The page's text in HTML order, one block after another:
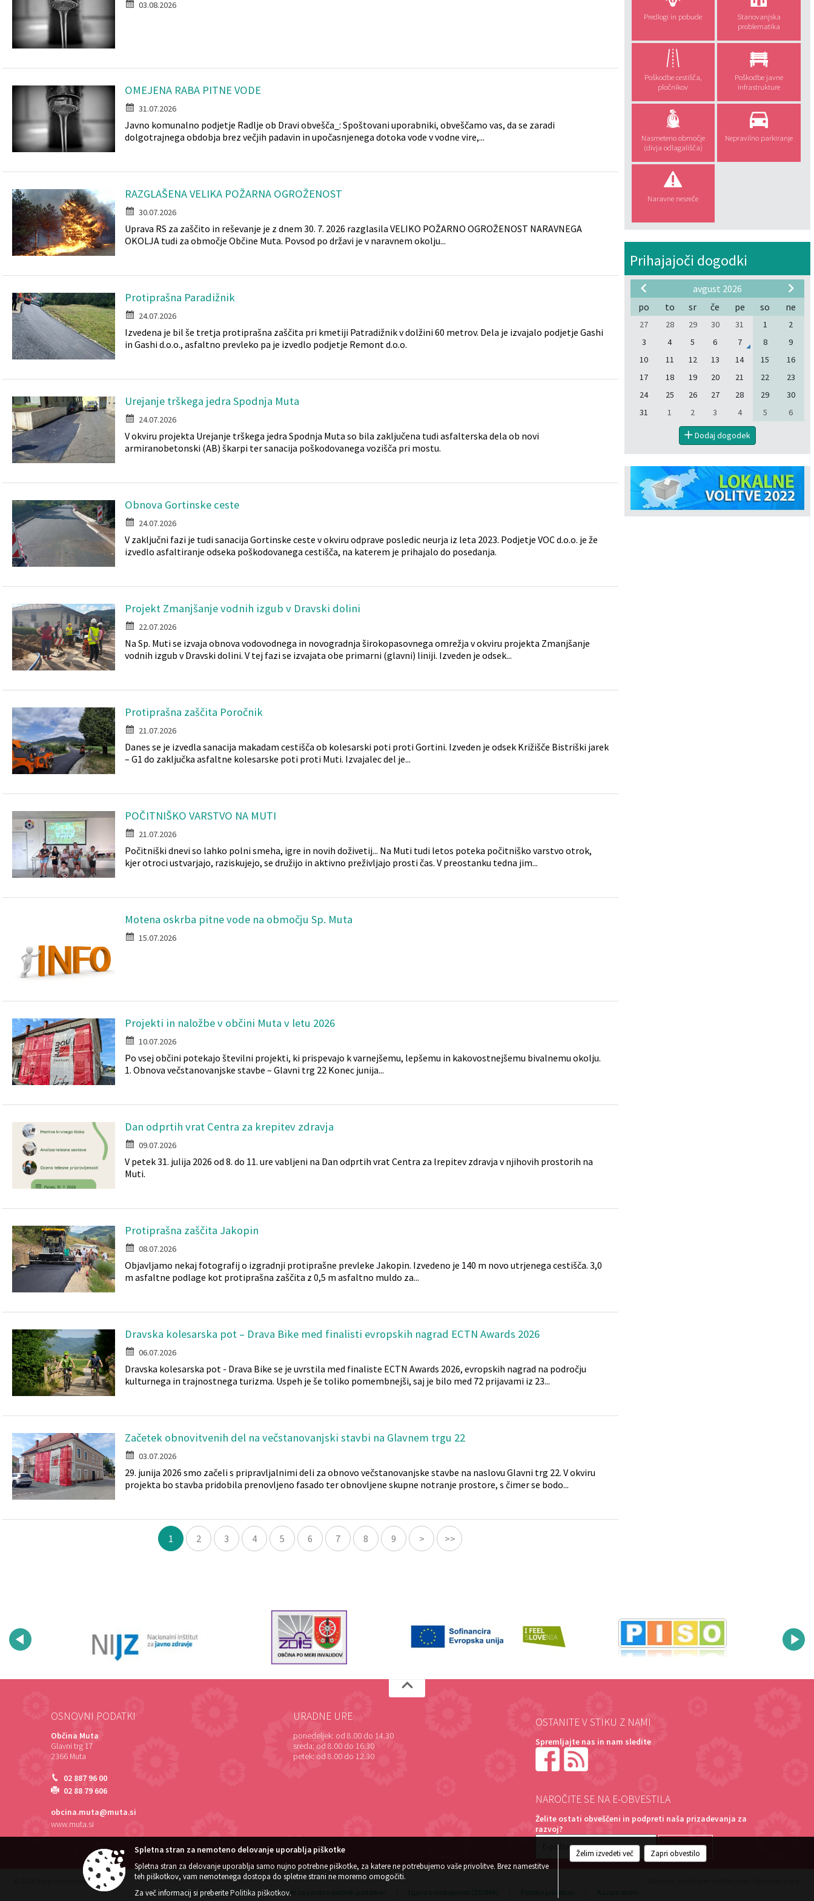
03.08.2026
OMEJENA RABA PITNE VODE
31.07.2026
Javno komunalno podjetje Radlje ob Dravi obvešča_: Spoštovani uporabniki, obveščamo vas, da se zaradi
dolgotrajnega obdobja brez večjih padavin in upočasnjenega dotoka vode v vodne vire,...
RAZGLAŠENA VELIKA POŽARNA OGROŽENOST
30.07.2026
Uprava RS za zaščito in reševanje je z dnem 30. 7. 2026 razglasila VELIKO POŽARNO OGROŽENOST NARAVNEGA
OKOLJA tudi za območje Občine Muta. Povsod po državi je v naravnem okolju...
Protiprašna Paradižnik
24.07.2026
Izvedena je bil še tretja protiprašna zaščita pri kmetiji Patradižnik v dolžini 60 metrov. Dela je izvajalo podjetje Gashi
in Gashi d.o.o., asfaltno prevleko pa je izvedlo podjetje Remont d.o.o.
Urejanje trškega jedra Spodnja Muta
24.07.2026
V okviru projekta Urejanje trškega jedra Spodnja Muta so bila zaključena tudi asfalterska dela ob novi
armiranobetonski (AB) škarpi ter sanacija poškodovanega vozišča pri mostu.
Obnova Gortinske ceste
24.07.2026
V zaključni fazi je tudi sanacija Gortinske ceste v okviru odprave posledic neurja iz leta 2023. Podjetje VOC d.o.o. je že
izvedlo asfaltiranje odseka poškodovanega cestišča, na katerem je prihajalo do posedanja.
Projekt Zmanjšanje vodnih izgub v Dravski dolini
22.07.2026
Na Sp. Muti se izvaja obnova vodovodnega in novogradnja širokopasovnega omrežja v okviru projekta Zmanjšanje
vodnih izgub v Dravski dolini. V tej fazi se izvajata obe primarni (glavni) liniji. Izveden je odsek...
Protiprašna zaščita Poročnik
21.07.2026
Danes se je izvedla sanacija makadam cestišča ob kolesarski poti proti Gortini. Izveden je odsek Križišče Bistriški jarek
– G1 do zaključka asfaltne kolesarske poti proti Muti. Izvajalec del je...
POČITNIŠKO VARSTVO NA MUTI
21.07.2026
Počitniški dnevi so lahko polni smeha, igre in novih doživetij... Na Muti tudi letos poteka počitniško varstvo otrok,
kjer otroci ustvarjajo, raziskujejo, se družijo in aktivno preživljajo prosti čas. V preostanku tedna jim...
Motena oskrba pitne vode na območju Sp. Muta
15.07.2026
Projekti in naložbe v občini Muta v letu 2026
10.07.2026
Po vsej občini potekajo številni projekti, ki prispevajo k varnejšemu, lepšemu in kakovostnejšemu bivalnemu okolju.
1. Obnova večstanovanjske stavbe – Glavni trg 22 Konec junija...
Dan odprtih vrat Centra za krepitev zdravja
09.07.2026
V petek 31. julija 2026 od 8. do 11. ure vabljeni na Dan odprtih vrat Centra za lrepitev zdravja v njihovih prostorih na
Muti.
Protiprašna zaščita Jakopin
08.07.2026
Objavljamo nekaj fotografij o izgradnji protiprašne prevleke Jakopin. Izvedeno je 140 m novo utrjenega cestišča. 3,0
m asfaltne podlage kot protiprašna zaščita z 0,5 m asfaltno muldo za...
Dravska kolesarska pot – Drava Bike med finalisti evropskih nagrad ECTN Awards 2026
06.07.2026
Dravska kolesarska pot - Drava Bike se je uvrstila med finaliste ECTN Awards 2026, evropskih nagrad na področju
kulturnega in trajnostnega turizma. Uspeh je še toliko pomembnejši, saj je bilo med 72 prijavami iz 23...
Začetek obnovitvenih del na večstanovanjski stavbi na Glavnem trgu 22
03.07.2026
29. junija 2026 smo začeli s pripravljalnimi deli za obnovo večstanovanjske stavbe na naslovu Glavni trg 22. V okviru
projekta bo stavba pridobila prenovljeno fasado ter obnovljene skupne notranje prostore, s čimer se bodo...
1 2 3 4 5 6 7 8 9 > >>
Predlogi in pobude
Stanovanjska
problematika
Poškodbe cestišča,
pločnikov
Poškodbe javne
infrastrukture
Nasmeteno območje
(divja odlagališča)
Nepravilno parkiranje
Naravne nesreče
Prihajajoči dogodki
avgust 2026
po
to sr če pe so ne
27 28 29 30 31 1
2
3
4 5 6 7 8
9
10
11 12 13 14 15
16
17
18 19 20 21 22
23
24
25 26 27 28 29
30
31
1 2 3 4 5 6
Dodaj dogodek
OSNOVNI PODATKI
Občina Muta
Glavni trg 17
2366 Muta
02 887 96 00
02 88 79 606
obcina.muta@muta.si
www.muta.si
URADNE URE
ponedeljek: od 8.00 do 14.30
sreda: od 8.00 do 16.30
petek: od 8.00 do 12.30
OSTANITE V STIKU Z NAMI
Spremljajte nas in nam sledite
NAROČITE SE NA E-OBVESTILA
Želite ostati obveščeni in podpreti naša prizadevanja za
razvoj?
© 2026 Vse pravice pridržane
Splošni pogoji spletne strani
| Center za varstvo osebnih podatkov Izjava o dostopnosti (ZDSMA) Politika piškotkov Kazalo strani
Spletna stran za nemoteno delovanje uporablja piškotke
Spletna stran za delovanje uporablja samo nujno potrebne piškotke, za katere ne potrebujemo vaše privolitve. Brez namestitve
teh piškotkov, vam nemotenega dostopa do spletne strani ne moremo omogočiti.
Za več informacij si preberitePolitika piškotkov.
Želim izvedeti več Zapri obvestilo
Katalog informacij javnega značaja
Lokalne volitve